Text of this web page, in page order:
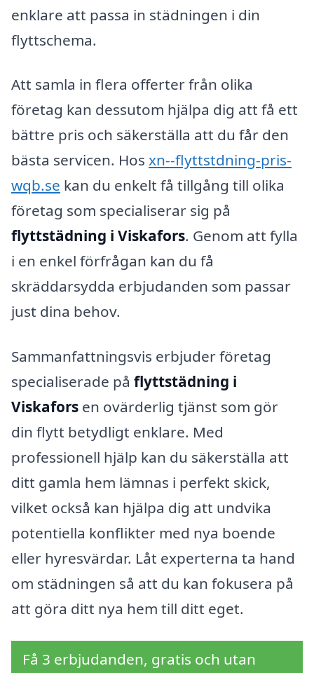
enklare att passa in städningen i din
flyttschema.
Att samla in flera offerter från olika
företag kan dessutom hjälpa dig att få ett
bättre pris och säkerställa att du får den
bästa servicen. Hos xn--flyttstdning-pris-
wqb.se kan du enkelt få tillgång till olika
företag som specialiserar sig på
flyttstädning i Viskafors. Genom att fylla
i en enkel förfrågan kan du få
skräddarsydda erbjudanden som passar
just dina behov.
Sammanfattningsvis erbjuder företag
specialiserade på flyttstädning i
Viskafors en ovärderlig tjänst som gör
din flytt betydligt enklare. Med
professionell hjälp kan du säkerställa att
ditt gamla hem lämnas i perfekt skick,
vilket också kan hjälpa dig att undvika
potentiella konflikter med nya boende
eller hyresvärdar. Låt experterna ta hand
om städningen så att du kan fokusera på
att göra ditt nya hem till ditt eget.
Få 3 erbjudanden, gratis och utan